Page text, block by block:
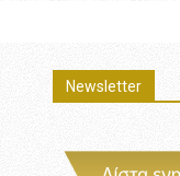
Newsletter